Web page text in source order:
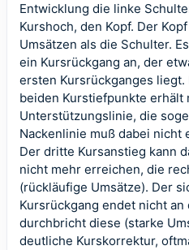
Entwicklung die linke
Kurshoch, den Kopf. Der
Umsätzen als die Schulter.
ein Kursrückgang an, der
ersten Kursrückganges
beiden Kurstiefpunkte erhält
Unterstützungslinie, die
Nackenlinie muß dabei nicht
Der dritte Kursanstieg kann
nicht mehr erreichen, die
(rückläufige Umsätze). Der
Kursrückgang endet nicht
durchbricht diese (starke
deutliche Kurskorrektur,